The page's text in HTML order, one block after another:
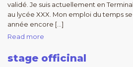
validé. Je suis actuellement en
au lycée XXX. Mon emploi du temps
année encore […]
Read more
stage officinal